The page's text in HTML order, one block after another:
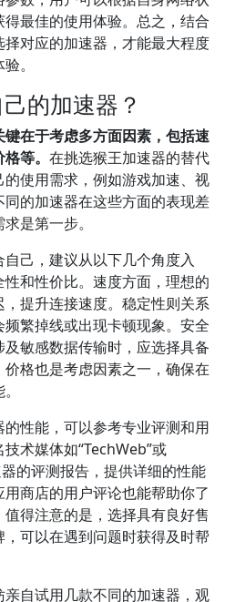
最佳的使用体验。总之，结合
对应的加速器，才能最大程度
。
的加速器？
在于考虑多方面因素，包括速
等。 在挑选猴王加速器的替代
使用需求，例如游戏加速、视
的加速器在这些方面的表现差
是第一步。
己，建议从以下几个角度入
和性价比。速度方面，理想的
提升连接速度。稳定性则关系
繁掉线或出现卡顿现象。安全
敏感数据传输时，应选择具备
格也是考虑因素之一，确保在
性能，可以参考专业评测和用
术媒体如“TechWeb”或
的评测报告，提供详细的性能
商店的用户评论也能帮助你了
得注意的是，选择具有良好售
可以在遇到问题时获得及时帮
自试用几款不同的加速器，观